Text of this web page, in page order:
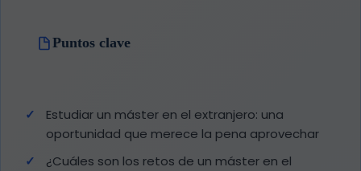
Puntos clave
Estudiar un máster en el extranjero: una
oportunidad que merece la pena aprovechar
¿Cuáles son los retos de un máster en el